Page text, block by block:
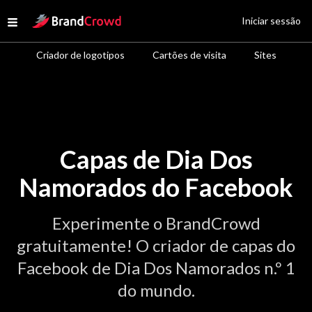
Open menu
Site Logo
Criador de logotipos Cartões de visita Sites
Iniciar sessão
Capas de Dia Dos
Namorados do Facebook
Experimente o BrandCrowd
gratuitamente! O criador de capas do
Facebook de Dia Dos Namorados n.º 1
do mundo.